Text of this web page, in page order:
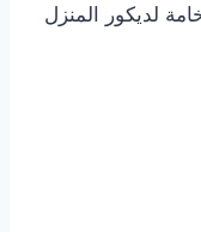
لديكور المنزل